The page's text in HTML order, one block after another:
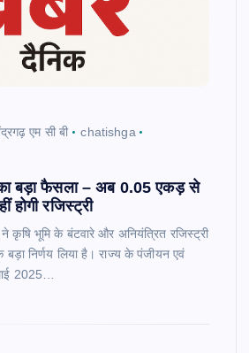
एम सी बी
chatishga
बड़ा फैसला – अब 0.05 एकड़ से
होगी रजिस्ट्री
कृषि भूमि के बंटवारे और अनियंत्रित रजिस्ट्री
निर्णय लिया है। राज्य के पंजीयन एवं
2025…